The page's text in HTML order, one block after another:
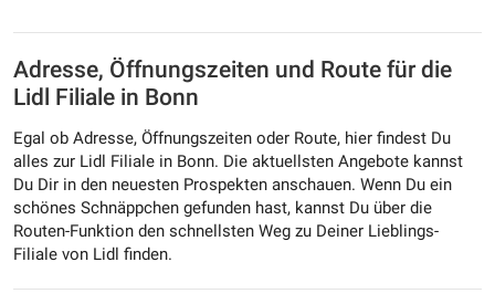
Adresse, Öffnungszeiten und Route für die
Lidl Filiale in Bonn
Egal ob Adresse, Öffnungszeiten oder Route, hier findest Du
alles zur Lidl Filiale in Bonn. Die aktuellsten Angebote kannst
Du Dir in den neuesten Prospekten anschauen. Wenn Du ein
schönes Schnäppchen gefunden hast, kannst Du über die
Routen-Funktion den schnellsten Weg zu Deiner Lieblings-
Filiale von Lidl finden.